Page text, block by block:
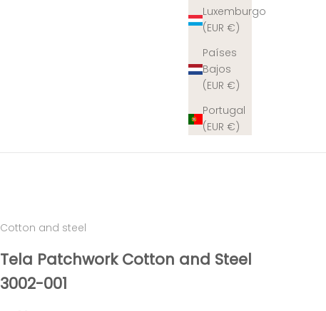
Luxemburgo
(EUR €)
Países
Bajos
(EUR €)
Portugal
(EUR €)
Cotton and steel
Tela Patchwork Cotton and Steel
3002-001